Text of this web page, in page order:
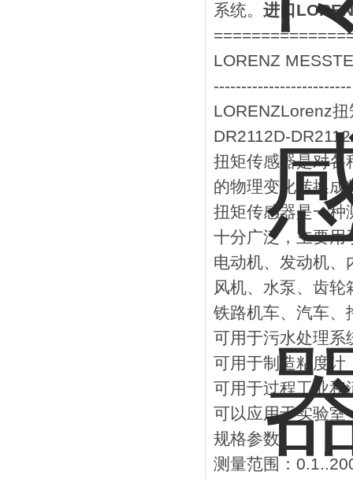
系统。 进口
LORENZ
-------------------------
LORENZLorenz
DR2112D-
扭矩传感器是对各
的物理变化转换成
扭矩传感器是一种
十分广泛，主要用
电动机、发动机、
风机、水泵、齿
铁路机车、汽车、
可用于污水处理系
可用于制造粘度计
可用于过程工业和
可以应用于实验室
规格参数
测量范围：